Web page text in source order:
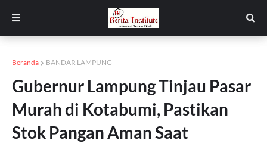
Beranda BANDAR LAMPUNG
Gubernur Lampung Tinjau Pasar
Murah di Kotabumi, Pastikan
Stok Pangan Aman Saat